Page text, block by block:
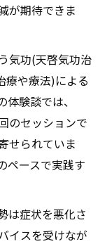
が期待できま
気功(天啓気功治
療や療法)による
験談では、
のセッションで
せられていま
ペースで実践す
は症状を悪化さ
イスを受けなが